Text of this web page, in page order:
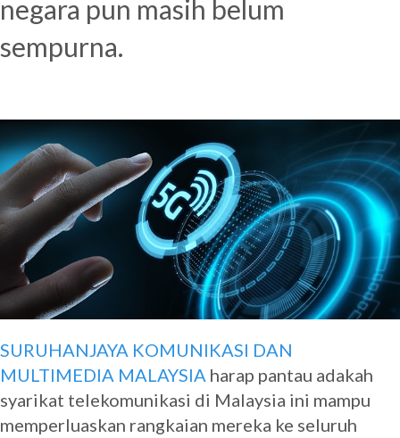
negara pun masih belum
sempurna.
SURUHANJAYA KOMUNIKASI DAN
MULTIMEDIA MALAYSIA harap pantau adakah
syarikat telekomunikasi di Malaysia ini mampu
memperluaskan rangkaian mereka ke seluruh